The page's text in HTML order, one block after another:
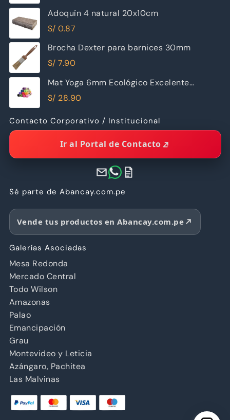
Adoquín 4 natural 20x10cm
S/ 0.87
Brocha Dexter para barnices 30mm
S/ 7.90
Mat Yoga 6mm Ecológico Excelente
Calidad
S/ 28.90
Contacto Corporativo / Institucional
Ir al Portal de Contacto
Sé parte de Abancay.com.pe
Vende tus productos en Abancay.com.pe
Galerías Asociadas
Mesa Redonda
Mercado Central
Todo Wilson
Amazonas
Palao
Emancipación
Grau
Montevideo y Leticia
Azángaro, Pachitea
Las Malvinas